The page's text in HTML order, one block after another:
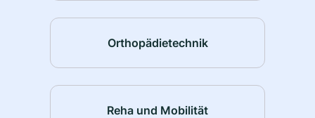
Orthopädietechnik
Reha und Mobilität